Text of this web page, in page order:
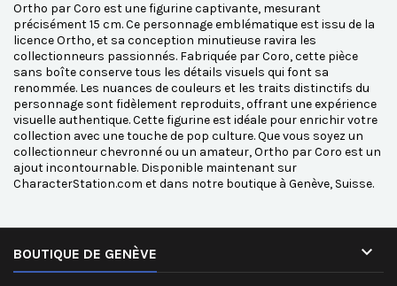
Ortho par Coro est une figurine captivante, mesurant
précisément 15 cm. Ce personnage emblématique est issu de la
licence Ortho, et sa conception minutieuse ravira les
collectionneurs passionnés. Fabriquée par Coro, cette pièce
sans boîte conserve tous les détails visuels qui font sa
renommée. Les nuances de couleurs et les traits distinctifs du
personnage sont fidèlement reproduits, offrant une expérience
visuelle authentique. Cette figurine est idéale pour enrichir votre
collection avec une touche de pop culture. Que vous soyez un
collectionneur chevronné ou un amateur, Ortho par Coro est un
ajout incontournable. Disponible maintenant sur
CharacterStation.com et dans notre boutique à Genève, Suisse.
BOUTIQUE DE GENÈVE 